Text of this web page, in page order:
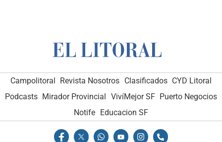
Campolitoral Revista Nosotros Clasificados CYD Litoral
Podcasts Mirador Provincial VivíMejor SF Puerto Negocios
Notife
Educacion SF